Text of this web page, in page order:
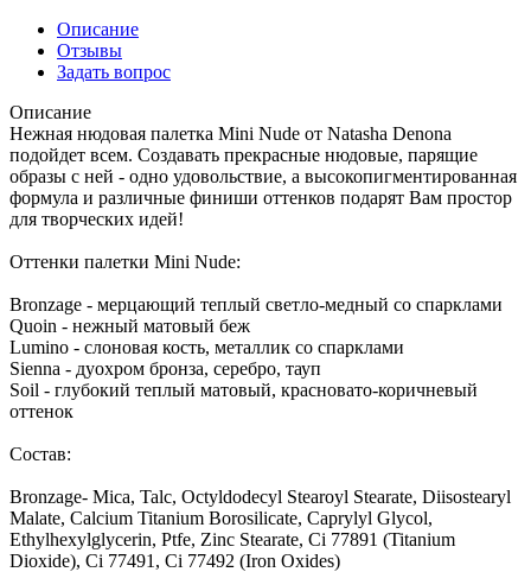
Описание
Отзывы
Задать вопрос
Описание
Нежная нюдовая палетка Mini Nude от Natasha Denona
подойдет всем. Создавать прекрасные нюдовые, парящие
образы с ней - одно удовольствие, а высокопигментированная
формула и различные финиши оттенков подарят Вам простор
для творческих идей!
Оттенки палетки Mini Nude:
Bronzage - мерцающий теплый светло-медный со спарклами
Quoin - нежный матовый беж
Lumino - слоновая кость, металлик со спарклами
Sienna - дуохром бронза, серебро, тауп
Soil - глубокий теплый матовый, красновато-коричневый
оттенок
Состав:
Bronzage- Mica, Talc, Octyldodecyl Stearoyl Stearate, Diisostearyl
Malate, Calcium Titanium Borosilicate, Caprylyl Glycol,
Ethylhexylglycerin, Ptfe, Zinc Stearate, Ci 77891 (Titanium
Dioxide), Ci 77491, Ci 77492 (Iron Oxides)